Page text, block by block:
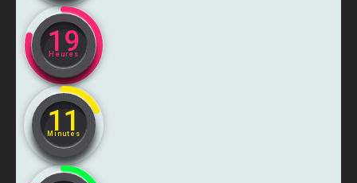
19
Heures
11
Minutes